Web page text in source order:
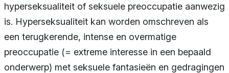
hyperseksualiteit of seksuele preoccupatie aanwezig
is. Hyperseksualiteit kan worden omschreven als
een terugkerende, intense en overmatige
preoccupatie (= extreme interesse in een bepaald
onderwerp) met seksuele fantasieën en gedragingen